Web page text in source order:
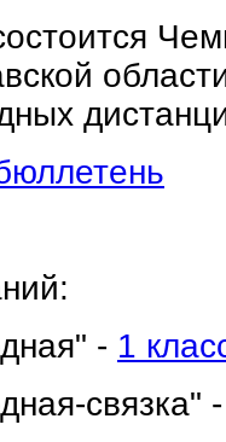
- 1
связка"